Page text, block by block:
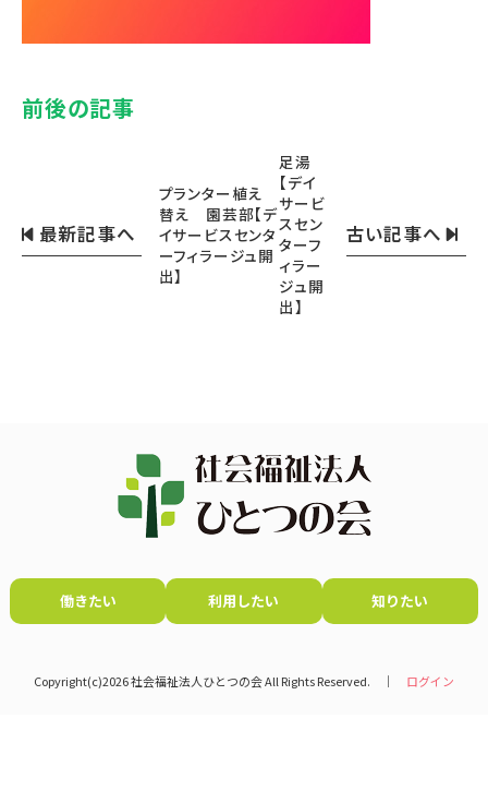
前後の記事
最新記事へ
プランター植え
替え 園芸部【デ
イサービスセンタ
ーフィラージュ開
出】
古い記事へ
足湯
【デイ
サービ
スセン
ターフ
ィラー
ジュ開
出】
働きたい 利用したい 知りたい
Copyright(c)2026 社会福祉法人ひとつの会 All Rights Reserved. │ ログイン